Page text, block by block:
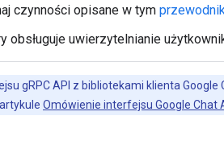
czynności opisane w tym
obsługuje uwierzytelnianie
gRPC API z bibliotekami klienta
Omówienie interfejsu Google Chat